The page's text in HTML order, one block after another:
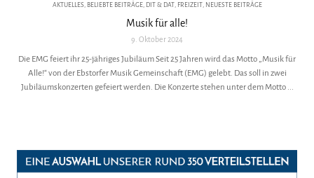
AKTUELLES, BELIEBTE BEITRÄGE, DIT & DAT, FREIZEIT, NEUESTE BEITRÄGE
Musik für alle!
9. Oktober 2024
Die EMG feiert ihr 25-jähriges Jubiläum Seit 25 Jahren wird das Motto „Musik für
Alle!“ von der Ebstorfer Musik Gemeinschaft (EMG) gelebt. Das soll in zwei
Jubiläumskonzerten gefeiert werden. Die Konzerte stehen unter dem Motto ...